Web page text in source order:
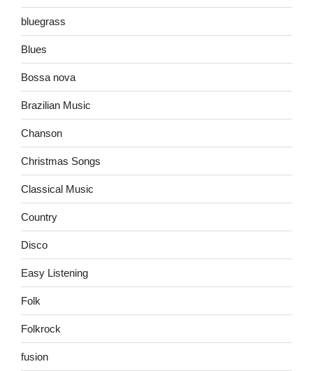
bluegrass
Blues
Bossa nova
Brazilian Music
Chanson
Christmas Songs
Classical Music
Country
Disco
Easy Listening
Folk
Folkrock
fusion